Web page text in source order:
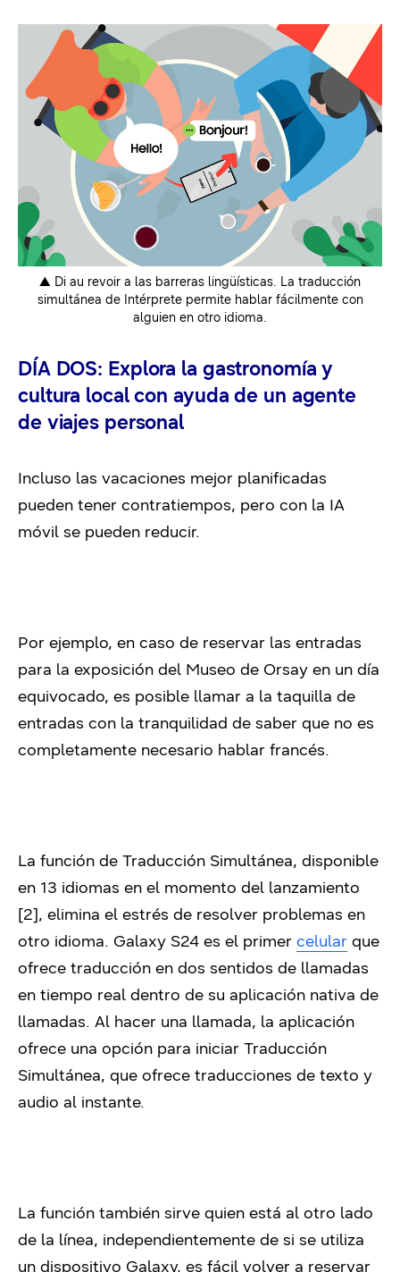
▲ Di au revoir a las barreras lingüísticas. La traducción
simultánea de Intérprete permite hablar fácilmente con
alguien en otro idioma.
DÍA DOS: Explora la gastronomía y
cultura local con ayuda de un agente
de viajes personal
Incluso las vacaciones mejor planificadas
pueden tener contratiempos, pero con la IA
móvil se pueden reducir.
Por ejemplo, en caso de reservar las entradas
para la exposición del Museo de Orsay en un día
equivocado, es posible llamar a la taquilla de
entradas con la tranquilidad de saber que no es
completamente necesario hablar francés.
La función de Traducción Simultánea, disponible
en 13 idiomas en el momento del lanzamiento
[2], elimina el estrés de resolver problemas en
otro idioma. Galaxy S24 es el primer celular que
ofrece traducción en dos sentidos de llamadas
en tiempo real dentro de su aplicación nativa de
llamadas. Al hacer una llamada, la aplicación
ofrece una opción para iniciar Traducción
Simultánea, que ofrece traducciones de texto y
audio al instante.
La función también sirve quien está al otro lado
de la línea, independientemente de si se utiliza
un dispositivo Galaxy, es fácil volver a reservar